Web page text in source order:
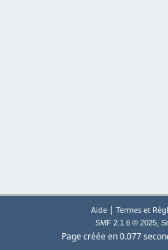
Aide| Termes et
SMF 2.1.6 © 2025,
Page créée en 0.077